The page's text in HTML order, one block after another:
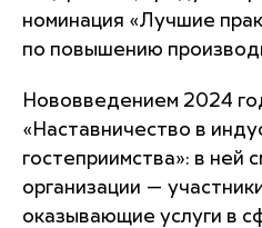
номинация «Лучшие
по повышению
Нововведением 2024
«Наставничество в
гостеприимства»: в ней
организации —
оказывающие услуги в